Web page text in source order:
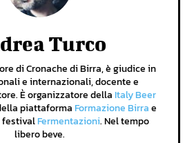
Turco
di Cronache di Birra, è giudice in
e internazionali, docente e
È organizzatore della Italy Beer
piattaforma Formazione Birrae
festivalFermentazioni. Nel tempo
libero beve.